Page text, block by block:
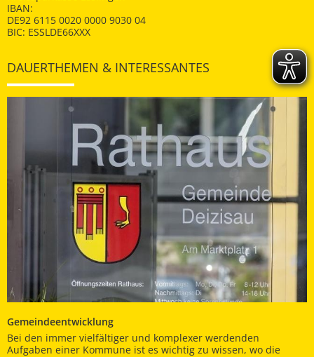
IBAN:
DE92 6115 0020 0000 9030 04
BIC: ESSLDE66XXX
DAUERTHEMEN & INTERESSANTES
Gemeindeentwicklung
Bei den immer vielfältiger und komplexer werdenden
Aufgaben einer Kommune ist es wichtig zu wissen, wo die